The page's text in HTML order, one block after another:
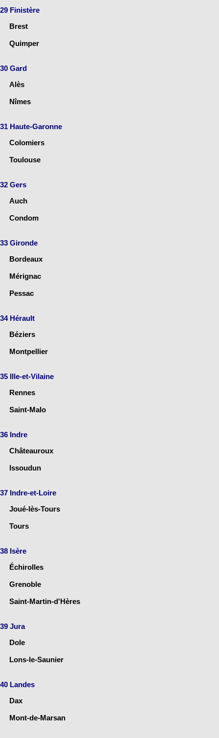
29 Finistère
Brest
Quimper
30 Gard
Alès
Nîmes
31 Haute-Garonne
Colomiers
Toulouse
32 Gers
Auch
Condom
33 Gironde
Bordeaux
Mérignac
Pessac
34 Hérault
Béziers
Montpellier
35 Ille-et-Vilaine
Rennes
Saint-Malo
36 Indre
Châteauroux
Issoudun
37 Indre-et-Loire
Joué-lès-Tours
Tours
38 Isère
Échirolles
Grenoble
Saint-Martin-d'Hères
39 Jura
Dole
Lons-le-Saunier
40 Landes
Dax
Mont-de-Marsan